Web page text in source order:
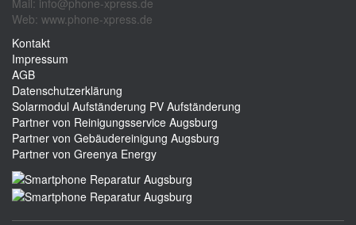
Web: www.phone-xpress.de
Kontakt
Impressum
AGB
Datenschutzerklärung
Solarmodul Aufständerung PV Aufständerung
Partner von Reinigungsservice Augsburg
Partner von Gebäudereinigung Augsburg
Partner von Greenya Energy